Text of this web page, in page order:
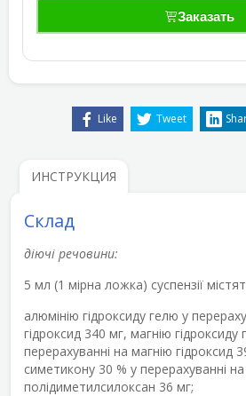
Заказать
Like Tweet
ИНСТРУКЦИЯ
Склад
діючі речовини:
5 мл (1 мірна ложка) суспензії
алюмінію гідроксиду гелю у
гідроксид 340 мг, магнію гідроксиду
перерахуванні на магнію гідроксид
симетикону 30 % у перерахуванні на
полідиметилсилоксан 36 мг;